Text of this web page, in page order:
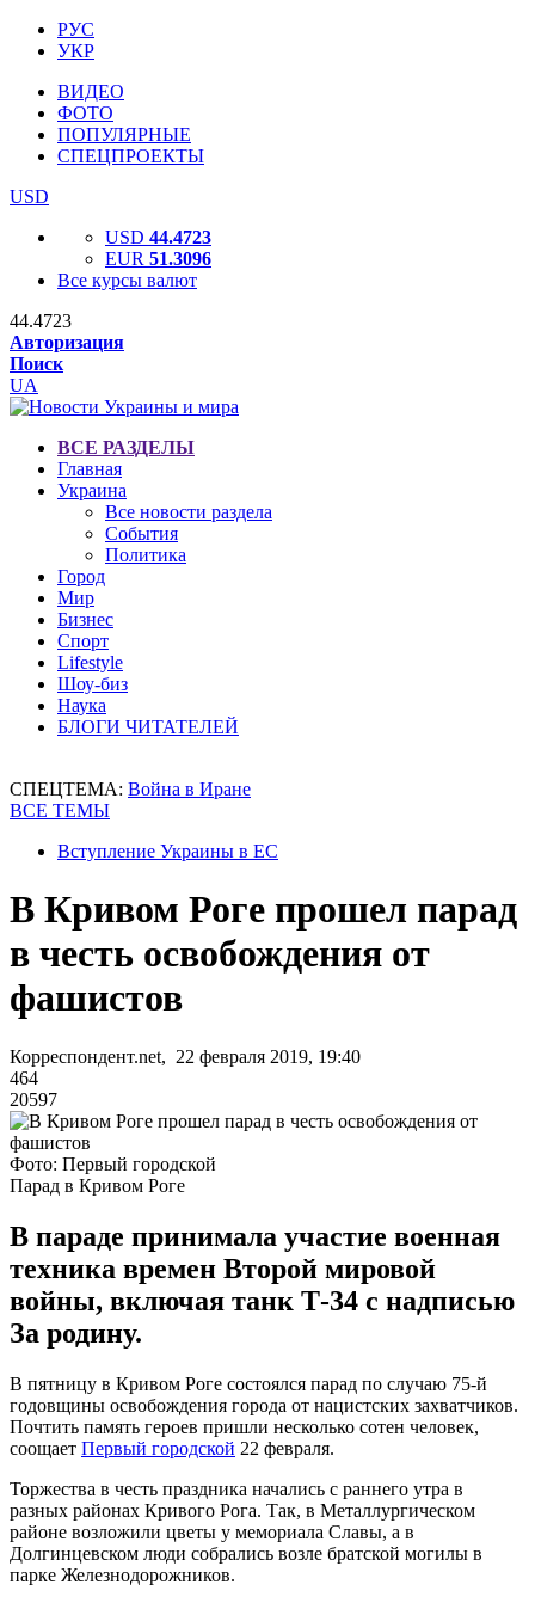
РУС
УКР
ВИДЕО
ФОТО
ПОПУЛЯРНЫЕ
СПЕЦПРОЕКТЫ
USD
USD 44.4723
EUR 51.3096
Все курсы валют
44.4723
Авторизация
Поиск
UA
ВСЕ РАЗДЕЛЫ
Главная
Украина
Все новости раздела
События
Политика
Город
Мир
Бизнес
Спорт
Lifestyle
Шоу-биз
Наука
БЛОГИ ЧИТАТЕЛЕЙ
СПЕЦТЕМА: Война в Иране
ВСЕ ТЕМЫ
Вступление Украины в ЕС
В Кривом Роге прошел парад
в честь освобождения от
фашистов
Корреспондент.net, 22 февраля 2019, 19:40
464
20597
Фото: Первый городской
Парад в Кривом Роге
В параде принимала участие военная
техника времен Второй мировой
войны, включая танк Т-34 с надписью
За родину.
В пятницу в Кривом Роге состоялся парад по случаю 75-й
годовщины освобождения города от нацистских захватчиков.
Почтить память героев пришли несколько сотен человек,
соощает Первый городской 22 февраля.
Торжества в честь праздника начались с раннего утра в
разных районах Кривого Рога. Так, в Металлургическом
районе возложили цветы у мемориала Славы, а в
Долгинцевском люди собрались возле братской могилы в
парке Железнодорожников.